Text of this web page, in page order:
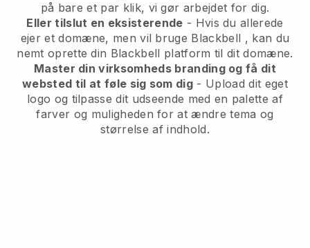
på bare et par klik, vi gør arbejdet for dig.
Eller tilslut en eksisterende - Hvis du allerede
ejer et domæne, men vil bruge Blackbell , kan du
nemt oprette din Blackbell platform til dit domæne.
Master din virksomheds branding og få dit
websted til at føle sig som dig - Upload dit eget
logo og tilpasse dit udseende med en palette af
farver og muligheden for at ændre tema og
størrelse af indhold.